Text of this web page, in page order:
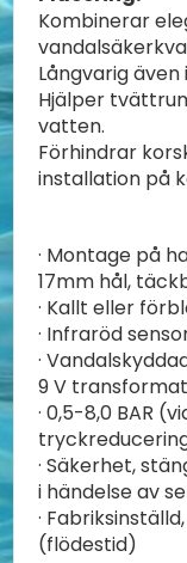
Kombinerar
Långvarig
Hjälper
vatten.
Förhindrar
installation på
· Montage på
17mm hål,
· Kallt eller
· Infraröd
·
9 V
· 0,5-8,0 BAR
· Säkerhet,
i händelse av
·
(flödestid)